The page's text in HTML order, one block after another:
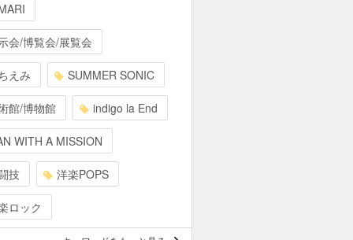
会/博覧会/展覧会
えみ SUMMER SONIC
館/博物館 indigo la End
WITH A MISSION
技 洋楽POPS
ロック